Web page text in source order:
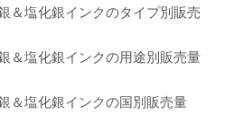
＆塩化銀インクのタイプ別販売
＆塩化銀インクの用途別販売量
＆塩化銀インクの国別販売量